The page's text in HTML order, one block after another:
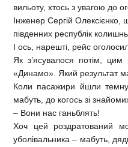
вильоту, хтось з увагою до
Інженер Сергій
південних республік
І ось, нарешті, рейс
Як з’ясувалося потім,
«Динамо». Який результат
Коли пасажири йшли
мабуть, до когось зі
– Вони нас ганьблять!
Хоч цей роздратований
уболівальника – мабуть,